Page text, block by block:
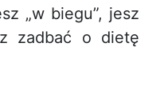
„w biegu”, jesz
zadbać o dietę